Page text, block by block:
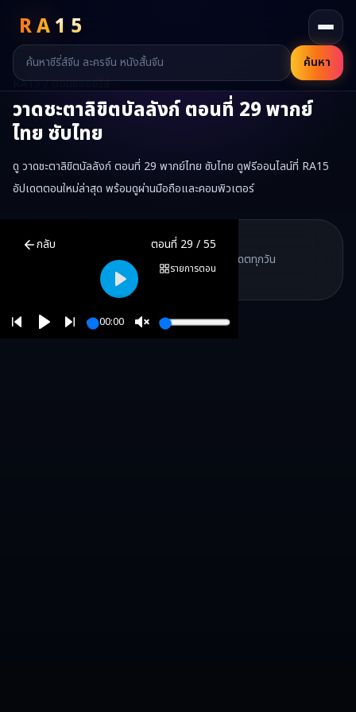
RA15
ค้นหา
RA15 / ตอนของซีรี่ส์
วาดชะตาลิขิตบัลลังก์ตอนที่ 29พากย์
ไทย ซับไทย
ดู วาดชะตาลิขิตบัลลังก์ ตอนที่ 29 พากย์ไทย ซับไทย ดูฟรีออนไลน์ที่ RA15
อัปเดตตอนใหม่ล่าสุด พร้อมดูผ่านมือถือและคอมพิวเตอร์
กลับ ตอนที่ 29 /55
รายการตอน
00:00
Play
วาด
RA15 เป็นเว็บไซต์ดูซีรี่ส์จีนออนไลน์ฟรี ที่รวบรวมหนังจีน ละครจีน มิ
RA15 Drama
RA15 Drama
รวมซีรี่ส์จีน ละครสั้น หนังแนวตั้ง พากย์ไทย อัปเดตทุกวัน
RA15 Drama